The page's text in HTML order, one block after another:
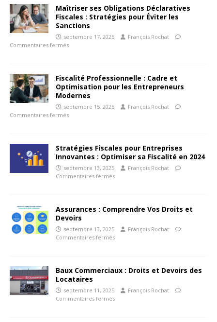
Maîtriser ses Obligations Déclaratives
Fiscales : Stratégies pour Éviter les
Sanctions
septembre 17, 2025
François Rochat
Commentaires fermés
Fiscalité Professionnelle : Cadre et
Optimisation pour les Entrepreneurs
Modernes
septembre 15, 2025
François Rochat
Commentaires fermés
Stratégies Fiscales pour Entreprises
Innovantes : Optimiser sa Fiscalité en 2024
septembre 13, 2025
François Rochat
Commentaires fermés
Assurances : Comprendre Vos Droits et
Devoirs
septembre 13, 2025
François Rochat
Commentaires fermés
Baux Commerciaux : Droits et Devoirs des
Locataires
septembre 11, 2025
François Rochat
Commentaires fermés